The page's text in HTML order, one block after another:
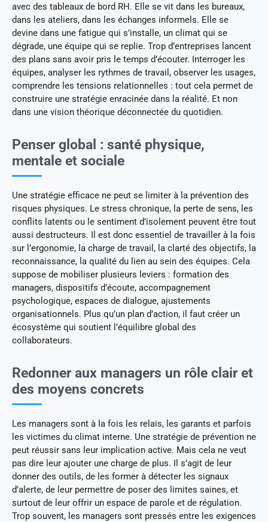
avec des tableaux de bord RH. Elle se vit dans les bureaux,
dans les ateliers, dans les échanges informels. Elle se
devine dans une fatigue qui s’installe, un climat qui se
dégrade, une équipe qui se replie. Trop d’entreprises lancent
des plans sans avoir pris le temps d’écouter. Interroger les
équipes, analyser les rythmes de travail, observer les usages,
comprendre les tensions relationnelles : tout cela permet de
construire une stratégie enracinée dans la réalité. Et non
dans une vision théorique déconnectée du quotidien.
Penser global : santé physique,
mentale et sociale
Une stratégie efficace ne peut se limiter à la prévention des
risques physiques. Le stress chronique, la perte de sens, les
conflits latents ou le sentiment d’isolement peuvent être tout
aussi destructeurs. Il est donc essentiel de travailler à la fois
sur l’ergonomie, la charge de travail, la clarté des objectifs, la
reconnaissance, la qualité du lien au sein des équipes. Cela
suppose de mobiliser plusieurs leviers : formation des
managers, dispositifs d’écoute, accompagnement
psychologique, espaces de dialogue, ajustements
organisationnels. Plus qu’un plan d’action, il faut créer un
écosystème qui soutient l’équilibre global des
collaborateurs.
Redonner aux managers un rôle clair et
des moyens concrets
Les managers sont à la fois les relais, les garants et parfois
les victimes du climat interne. Une stratégie de prévention ne
peut réussir sans leur implication active. Mais cela ne veut
pas dire leur ajouter une charge de plus. Il s’agit de leur
donner des outils, de les former à détecter les signaux
d’alerte, de leur permettre de poser des limites saines, et
surtout de leur offrir un espace de parole et de régulation.
Trop souvent, les managers sont pressés entre les exigences